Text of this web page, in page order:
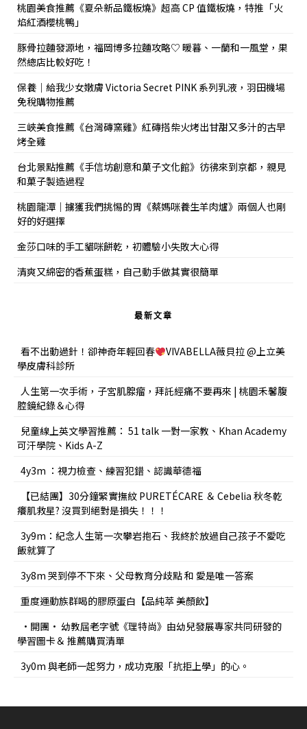
桃園美食推薦《夏朵新品鐵板燒》超高 CP 值鐵板燒，特推「火
焰紅酒櫻桃鴨」
豚骨拉麵發源地，福岡博多拉麵攻略♡ 暖暮、一蘭和一風堂，果
然總店比較好吃！
保養｜給我少女嫩膚 Victoria Secret PINK 系列乳液，羽田機場
免稅購物推薦
三峽美食推薦《台灣磚窯雞》紅磚搭柴火烤出甘甜又多汁的古早
烤全雞
台北景點推薦《手信坊創意和菓子文化館》彷彿來到京都，親見
和菓子製造過程
桃園龍潭｜擄獲我們挑惕的胃《蔡媽咪養生羊肉爐》兩個人也剛
好的好選擇
金莎口味的手工貓咪餅乾，初體驗小失敗大心得
清爽又綿密的香蕉蛋糕，自己動手做其實很簡單
最新文章
看不出動過針！卻神奇年輕回春
VIVABELLA薇貝拉 @上立美
學皮膚科診所
人生第一次手術，子宮肌腺瘤，拜託經痛不要再來 | 桃園禾馨腹
腔鏡紀錄＆心得
兒童線上英文學習推薦： 51 talk 一對一家教、Khan Academy
可汗學院、Kids A-Z
4y3m ：視力檢查、練習犯錯、認識華德福
【已結團】30分鐘緊實撫紋 PURETÉCARE ＆ Cebelia 秋冬乾
癢肌救星? 沒買到絕對是損失！！！
3y9m：紀念人生第一次攀岩抱石、我終於放過自己孩子不愛吃
飯就算了
3y8m 哭到停不下來、父母教育分歧點 和 愛是唯一答案
重度運動族群喝的膠原蛋白【品純萃 美顏飲】
•開團• 幼教屆老字號《理特尚》由幼兒發展專家共同研發的
學習圖卡＆ 推薦購買清單
3y0m 與老師一起努力，成功克服「抗拒上學」的心。